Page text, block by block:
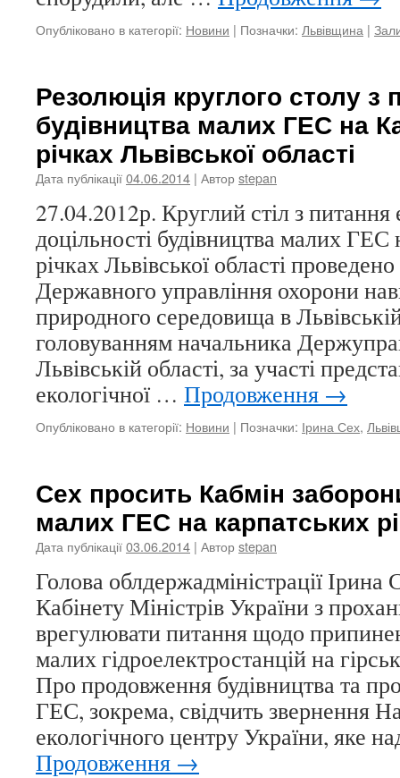
Опубліковано в категорії: Новини | Позначки: Львівщина |
Резолюція круглого столу з
будівництва малих ГЕС на
річках Львівської області
Дата публікації04.06.2014 | Авторstepan
27.04.2012р. Круглий стіл з питання
доцільності будівництва малих
річках Львівської області проведено
Державного управління охорони
природного середовища в
головуванням начальника
Львівській області, за участі
екологічної … Продовження →
Опубліковано в категорії: Новини | Позначки: Ірина Сех,
Сех просить Кабмін
малих ГЕС на карпатських
Дата публікації03.06.2014 | Авторstepan
Голова облдержадміністрації Ірина
Кабінету Міністрів України з
врегулювати питання щодо
малих гідроелектростанцій на
Про продовження будівництва та
ГЕС, зокрема, свідчить звернення
екологічного центру України, яке
Продовження →